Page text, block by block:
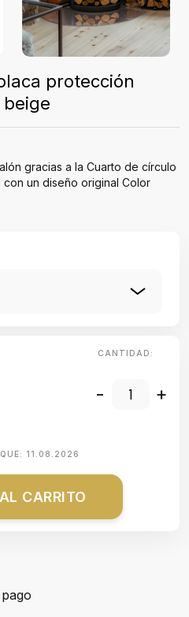
protección
gracias a la Cuarto de círculo
un diseño original Color
CANTIDAD:
- +
11.08.2026
CARRITO